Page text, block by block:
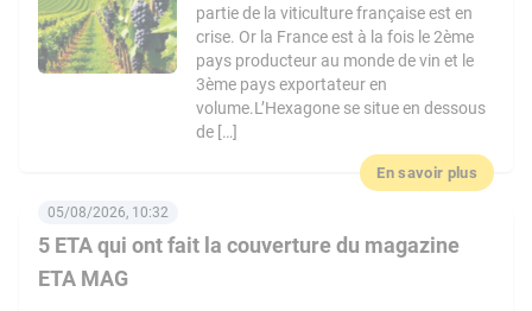
partie de la viticulture française est en
crise. Or la France est à la fois le 2ème
pays producteur au monde de vin et le
3ème pays exportateur en
volume.L’Hexagone se situe en dessous
de […]
En savoir plus
5 ETA qui ont fait la couverture du magazine
ETA MAG
05/08/2026, 10:32